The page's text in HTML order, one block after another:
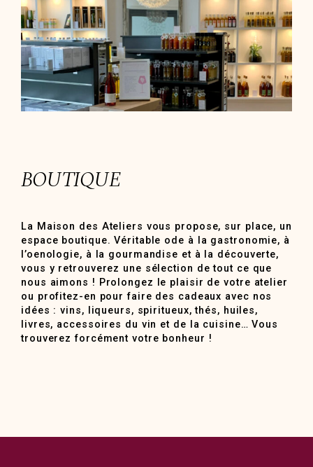
BOUTIQUE
La Maison des Ateliers vous propose, sur place, un
espace boutique. Véritable ode à la gastronomie, à
l’oenologie, à la gourmandise et à la découverte,
vous y retrouverez une sélection de tout ce que
nous aimons ! Prolongez le plaisir de votre atelier
ou profitez-en pour faire des cadeaux avec nos
idées : vins, liqueurs, spiritueux, thés, huiles,
livres, accessoires du vin et de la cuisine… Vous
trouverez forcément votre bonheur !